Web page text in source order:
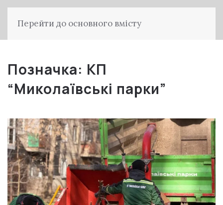
Перейти до основного вмісту
Позначка: КП
“Миколаївські парки”